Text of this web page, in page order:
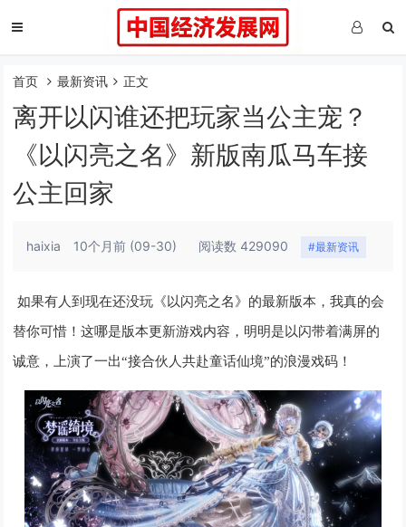
首页 最新资讯 正文
离开以闪谁还把玩家当公主宠？
《以闪亮之名》新版南瓜马车接
公主回家
haixia 10个月前 (09-30) 阅读数 429090 #最新资讯
如果有人到现在还没玩《以闪亮之名》的最新版本，我真的会
替你可惜 ！这哪是版本更新游戏内容，明明是以闪带着满屏的
诚意，上演了一出“接合伙人共赴童话仙境”的浪漫戏码！